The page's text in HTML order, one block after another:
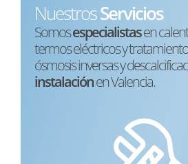
NuestrosServicios
Somosespecialistasen
termos eléctricos y
ósmosis inversas y
instalaciónen Valencia.